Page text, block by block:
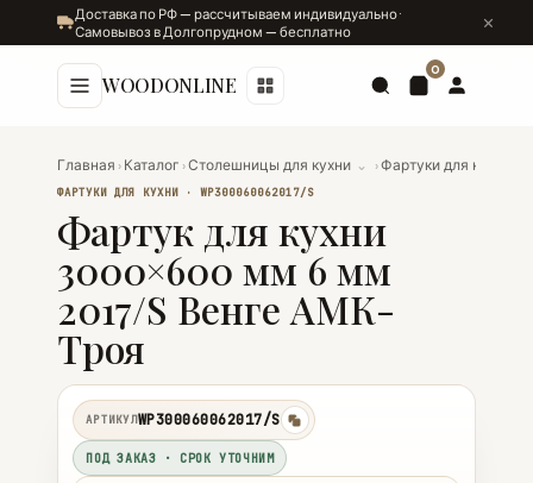
Доставка по РФ — рассчитываем индивидуально ·
Самовывоз в Долгопрудном — бесплатно
WOODONLINE
0
Главная › Каталог ›Столешницы для кухни ⌄ ›Фартуки для кухни
ФАРТУКИ ДЛЯ КУХНИ · WP300060062017/S
Фартук для кухни
3000×600 мм 6 мм
2017/S Венге АМК-
Троя
АРТИКУЛWP300060062017/S
копировать
ПОД ЗАКАЗ · СРОК УТОЧНИМ